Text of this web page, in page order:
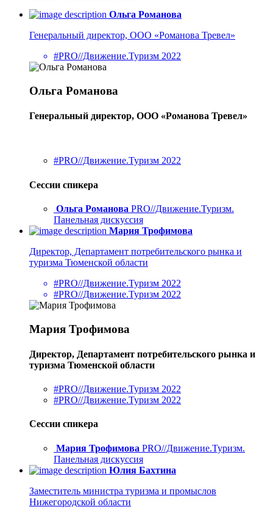
Ольга Романова
Генеральный директор, ООО «Романова Тревел»
#PRO//Движение.Туризм 2022
Ольга Романова
Генеральный директор, ООО «Романова Тревел»
#PRO//Движение.Туризм 2022
Сессии спикера
Ольга Романова PRO//Движение.Туризм.
Панельная дискуссия
Мария Трофимова
Директор, Департамент потребительского рынка и
туризма Тюменской области
#PRO//Движение.Туризм 2022
#PRO//Движение.Туризм 2022
Мария Трофимова
Директор, Департамент потребительского рынка и
туризма Тюменской области
#PRO//Движение.Туризм 2022
#PRO//Движение.Туризм 2022
Сессии спикера
Мария Трофимова PRO//Движение.Туризм.
Панельная дискуссия
Юлия Бахтина
Заместитель министра туризма и промыслов
Нижегородской области